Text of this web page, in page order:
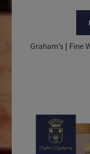
Graham’s | Fine